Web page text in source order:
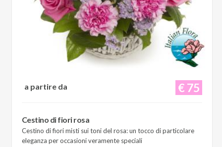
€ 75
a partire da
Cestino di fiori rosa
Cestino di fiori misti sui toni del rosa: un tocco di particolare
eleganza per occasioni veramente speciali